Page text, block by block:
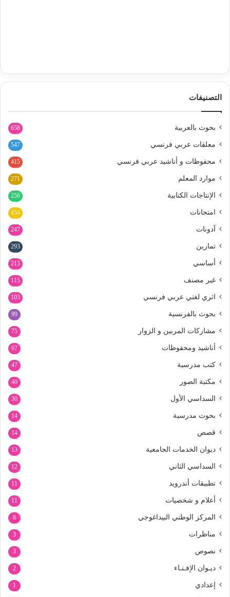
التصنيفات
بحوث بالعربية 658
معلقات عربي فرنسي 547
محفوظات و أناشيد عربي فرنسي 415
موارد المعلم 271
الإنتاجات الكتابية 256
امتحانات 454
آدونات 247
تمارين 293
أساسي 213
غير مصنف 115
اثري لغتي عربي فرنسي 103
بحوث بالفرنسية 99
مشاركات المربين و الزوار 75
أناشيد ومحفوظات 67
كتب مدرسية 47
مكتبة الصور 40
السداسي الأول 30
بحوث مدرسية 14
قصص 14
ديوان الخدمات الجامعية 13
السداسي الثاني 12
تطبيقات أندرويد 11
أعلام و شخصيات 11
المركز الوطني البيداغوجي 8
مناظرات 3
نصوص 3
ديـوان الإفـتـاء 2
إعدادي 1